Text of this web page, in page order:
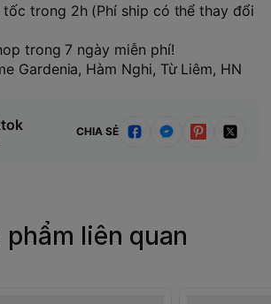
tốc trong 2h (Phí ship có thể thay đổi
trong 7 ngày miễn phí!
Gardenia, Hàm Nghi, Từ Liêm, HN
CHIA SẺ
phẩm liên quan